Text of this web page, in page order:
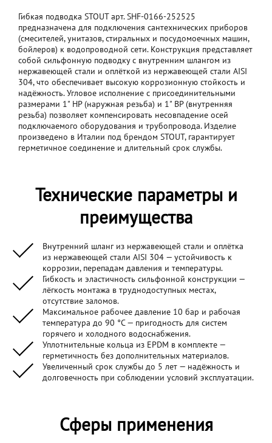
Гибкая подводка STOUT арт. SHF-0166-252525
предназначена для подключения сантехнических приборов
(смесителей, унитазов, стиральных и посудомоечных машин,
бойлеров) к водопроводной сети. Конструкция представляет
собой сильфонную подводку с внутренним шлангом из
нержавеющей стали и оплёткой из нержавеющей стали AISI
304, что обеспечивает высокую коррозионную стойкость и
надёжность. Угловое исполнение с присоединительными
размерами 1" НР (наружная резьба) и 1" ВР (внутренняя
резьба) позволяет компенсировать несовпадение осей
подключаемого оборудования и трубопровода. Изделие
произведено в Италии под брендом STOUT, гарантирует
герметичное соединение и длительный срок службы.
Технические параметры и
преимущества
Внутренний шланг из нержавеющей стали и оплётка
из нержавеющей стали AISI 304 — устойчивость к
коррозии, перепадам давления и температуры.
Гибкость и эластичность сильфонной конструкции —
лёгкость монтажа в труднодоступных местах,
отсутствие заломов.
Максимальное рабочее давление 10 бар и рабочая
температура до 90 °C — пригодность для систем
горячего и холодного водоснабжения.
Уплотнительные кольца из EPDM в комплекте —
герметичность без дополнительных материалов.
Увеличенный срок службы до 5 лет — надёжность и
долговечность при соблюдении условий эксплуатации.
Сферы применения